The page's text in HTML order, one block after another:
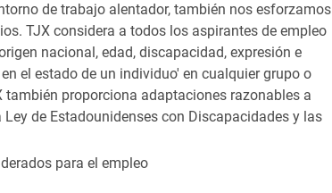
de trabajo alentador, también nos esforzamos
TJX considera a todos los aspirantes de empleo
nacional, edad, discapacidad, expresión e
el estado de un individuo' en cualquier grupo o
proporciona adaptaciones razonables a
de Estadounidenses con Discapacidades y las
para el empleo